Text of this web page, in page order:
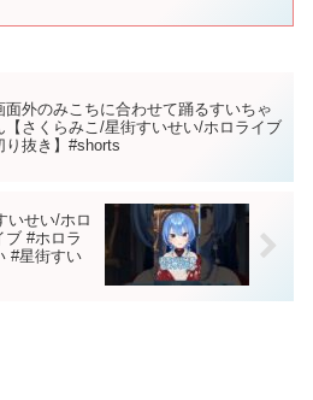
面外のみこちに合わせて踊るすいちゃ
【さくらみこ/星街すいせい/ホロライブ
り抜き】#shorts
いせい/ホロ
ブ #ホロラ
#星街すい